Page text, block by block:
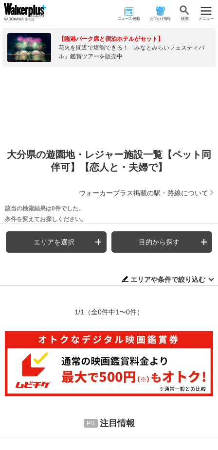
ニュース･連載 おでかけ情報 検 索 メニュー
【臨港パーク席と宿泊ホテルがセット】
花火を間近で堪能できる！「みなとみらいフェスティバ
ル」鑑賞ツアーを販売中
大分県の遊園地・レジャー施設一覧【ペット同
伴可】【恋人と・夫婦で】
ウォーカープラス掲載の駅・路線について
該当の検索結果は0件でした。
条件を変えてお探しください。
エリアを選択 目的から探す
エリアや条件で絞り込む
1/1 （全0件中1〜0件）
注目情報